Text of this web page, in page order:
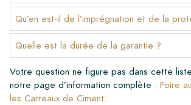
Qu’en est-il de l’imprégnation et de la
Quelle est la durée de la garantie ?
Votre question ne figure pas dans cette
notre page d’information complète : Foire
les Carreaux de Ciment.